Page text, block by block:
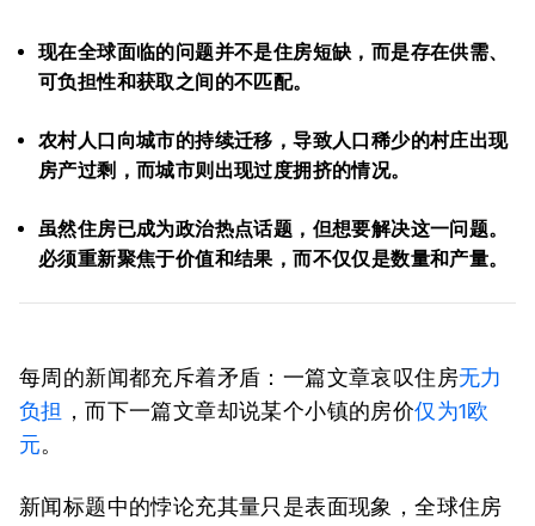
现在全球面临的问题并不是住房短缺，而是存在供需、
可负担性和获取之间的不匹配。
农村人口向城市的持续迁移，导致人口稀少的村庄出现
房产过剩，而城市则出现过度拥挤的情况。
虽然住房已成为政治热点话题，但想要解决这一问题。
必须重新聚焦于价值和结果，而不仅仅是数量和产量。
每周的新闻都充斥着矛盾：一篇文章哀叹住房无力
负担 ，而下一篇文章却说某个小镇的房价仅为1欧
元。
新闻标题中的悖论充其量只是表面现象，全球住房